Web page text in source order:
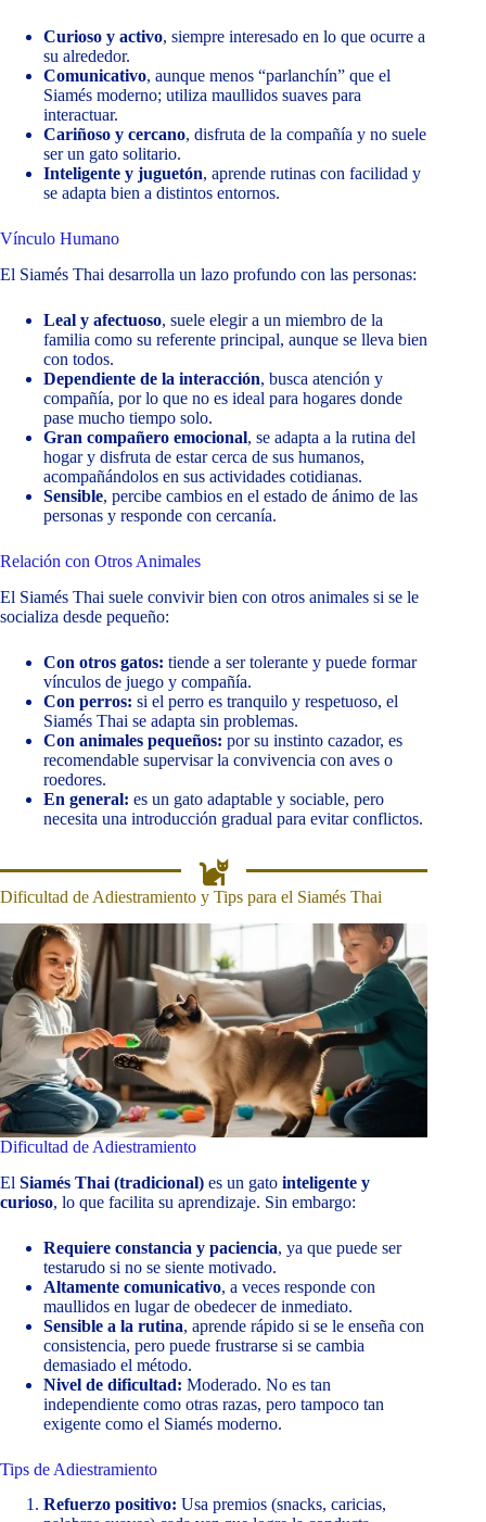
Curioso y activo, siempre interesado en lo que ocurre a
su alrededor.
Comunicativo, aunque menos “parlanchín” que el
Siamés moderno; utiliza maullidos suaves para
interactuar.
Cariñoso y cercano, disfruta de la compañía y no suele
ser un gato solitario.
Inteligente y juguetón, aprende rutinas con facilidad y
se adapta bien a distintos entornos.
Vínculo Humano
El Siamés Thai desarrolla un lazo profundo con las personas:
Leal y afectuoso, suele elegir a un miembro de la
familia como su referente principal, aunque se lleva bien
con todos.
Dependiente de la interacción, busca atención y
compañía, por lo que no es ideal para hogares donde
pase mucho tiempo solo.
Gran compañero emocional, se adapta a la rutina del
hogar y disfruta de estar cerca de sus humanos,
acompañándolos en sus actividades cotidianas.
Sensible, percibe cambios en el estado de ánimo de las
personas y responde con cercanía.
Relación con Otros Animales
El Siamés Thai suele convivir bien con otros animales si se le
socializa desde pequeño:
Con otros gatos: tiende a ser tolerante y puede formar
vínculos de juego y compañía.
Con perros: si el perro es tranquilo y respetuoso, el
Siamés Thai se adapta sin problemas.
Con animales pequeños: por su instinto cazador, es
recomendable supervisar la convivencia con aves o
roedores.
En general: es un gato adaptable y sociable, pero
necesita una introducción gradual para evitar conflictos.
Dificultad de Adiestramiento y Tips para el Siamés Thai
Dificultad de Adiestramiento
El Siamés Thai (tradicional) es un gato inteligente y
curioso, lo que facilita su aprendizaje. Sin embargo:
Requiere constancia y paciencia, ya que puede ser
testarudo si no se siente motivado.
Altamente comunicativo, a veces responde con
maullidos en lugar de obedecer de inmediato.
Sensible a la rutina, aprende rápido si se le enseña con
consistencia, pero puede frustrarse si se cambia
demasiado el método.
Nivel de dificultad: Moderado. No es tan
independiente como otras razas, pero tampoco tan
exigente como el Siamés moderno.
Tips de Adiestramiento
Refuerzo positivo: Usa premios (snacks, caricias,